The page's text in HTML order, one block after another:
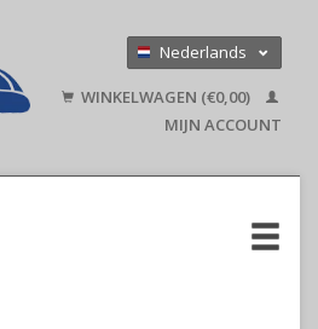
Nederlands
English
WINKELWAGEN (€0,00)
MIJN ACCOUNT